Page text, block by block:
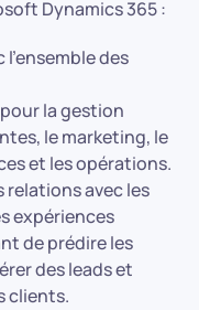
Dynamics 365 :
des
la gestion
le marketing, le
et les opérations.
relations avec les
expériences
de prédire les
des leads et
clients.